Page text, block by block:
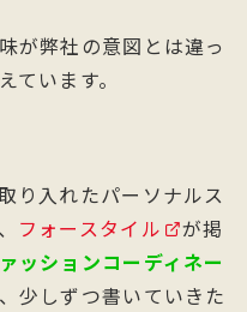
が弊社の意図とは違っ
ています。
り入れたパーソナルス
フォースタイル
が掲
ッションコーディネー
少しずつ書いていきた